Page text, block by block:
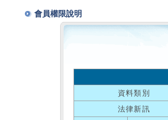
會員權限說明
資料類別
法律新訊